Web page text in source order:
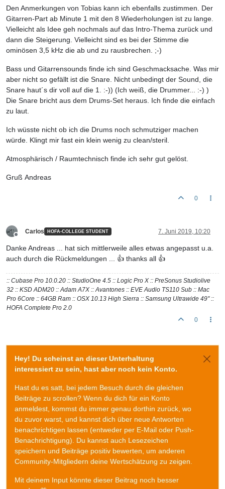
Den Anmerkungen von Tobias kann ich ebenfalls zustimmen. Der
Gitarren-Part ab Minute 1 mit den 8 Wiederholungen ist zu lange.
Vielleicht als Idee geh nochmals auf das Intro-Thema zurück und
dann die Steigerung. Vielleicht sind es bei der Stimme die
ominösen 3,5 kHz die ab und zu rausbrechen. ;-)
Bass und Gitarrensounds finde ich sind Geschmacksache. Was mir
aber nicht so gefällt ist die Snare. Nicht unbedingt der Sound, die
Snare haut´s dir voll auf die 1. :-)) (Ich weiß, die Drummer... :-) )
Die Snare bricht aus dem Drums-Set heraus. Ich finde die einfach
zu laut.
Ich wüsste nicht ob ich die Drums noch schmutziger machen
würde. Klingt mir fast ein klein wenig zu clean/steril.
Atmosphärisch / Raumtechnisch finde ich sehr gut gelöst.
Gruß Andreas
0
Carlos HOFA-COLLEGE STUDENT 7. Juni 2019, 10:20
Danke Andreas ... hat sich mittlerweile alles etwas angepasst u.a.
auch durch die Rückmeldungen ... 👍 thanks all 👍
:: Cubase Pro 10.0.20 :: StudioOne 4.5 :: Logic Pro X :: PreSonus Studiolive
32 :: KSD ADM20 :: Adam A7X :: Avantones :: EVE Audio TS110 Sub :: Mac
Pro 6Core :: 64GB Ram :: OSX 10.13 High Sierra :: Samsung Ultrawide 49" ::
HOFA Complete Pro 2.0
0
Hey! Du scheinst an dieser Unterhaltung
interessiert zu sein, hast aber noch kein Konto.
Hast du es satt, bei jedem Besuch durch die gleichen
Beiträge zu scrollen? Wenn du dich für ein Konto
anmeldest, kommst du immer genau dorthin zurück, wo
du zuvor warst, und kannst dich über neue Antworten
benachrichtigen lassen (entweder per E-Mail oder Push-
Benachrichtigung). Du kannst auch Lesezeichen
speichern und Beiträge positiv bewerten, um anderen
Community-Mitgliedern deine Wertschätzung zu zeigen.
Mit deinem Input könnte dieser Beitrag noch besser